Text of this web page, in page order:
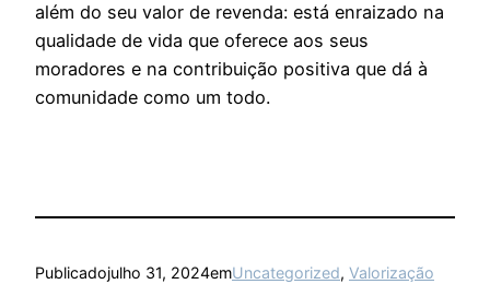
além do seu valor de revenda: está enraizado na
qualidade de vida que oferece aos seus
moradores e na contribuição positiva que dá à
comunidade como um todo.
Publicadojulho 31, 2024emUncategorized, Valorização